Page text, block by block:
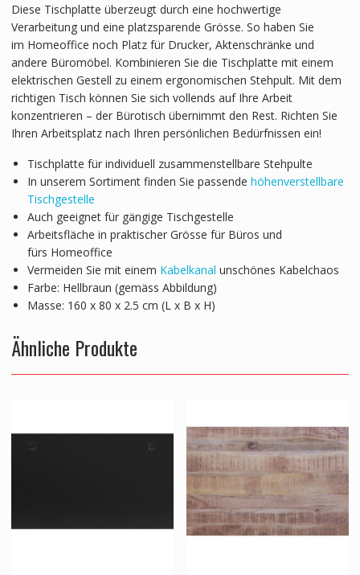
Diese Tischplatte überzeugt durch eine hochwertige
Verarbeitung und eine platzsparende Grösse. So haben Sie
im Homeoffice noch Platz für Drucker, Aktenschränke und
andere Büromöbel. Kombinieren Sie die Tischplatte mit einem
elektrischen Gestell zu einem ergonomischen Stehpult. Mit dem
richtigen Tisch können Sie sich vollends auf Ihre Arbeit
konzentrieren – der Bürotisch übernimmt den Rest. Richten Sie
Ihren Arbeitsplatz nach Ihren persönlichen Bedürfnissen ein!
Tischplatte für individuell zusammenstellbare Stehpulte
In unserem Sortiment finden Sie passende höhenverstellbare
Tischgestelle
Auch geeignet für gängige Tischgestelle
Arbeitsfläche in praktischer Grösse für Büros und
fürs Homeoffice
Vermeiden Sie mit einem Kabelkanal unschönes Kabelchaos
Farbe: Hellbraun (gemäss Abbildung)
Masse: 160 x 80 x 2.5 cm (L x B x H)
Ähnliche Produkte